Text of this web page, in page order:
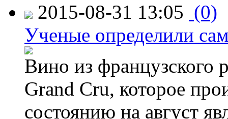
2015-08-31 13:05 (0)
Ученые определили
Вино из французского
Grand Cru, которое
состоянию на август